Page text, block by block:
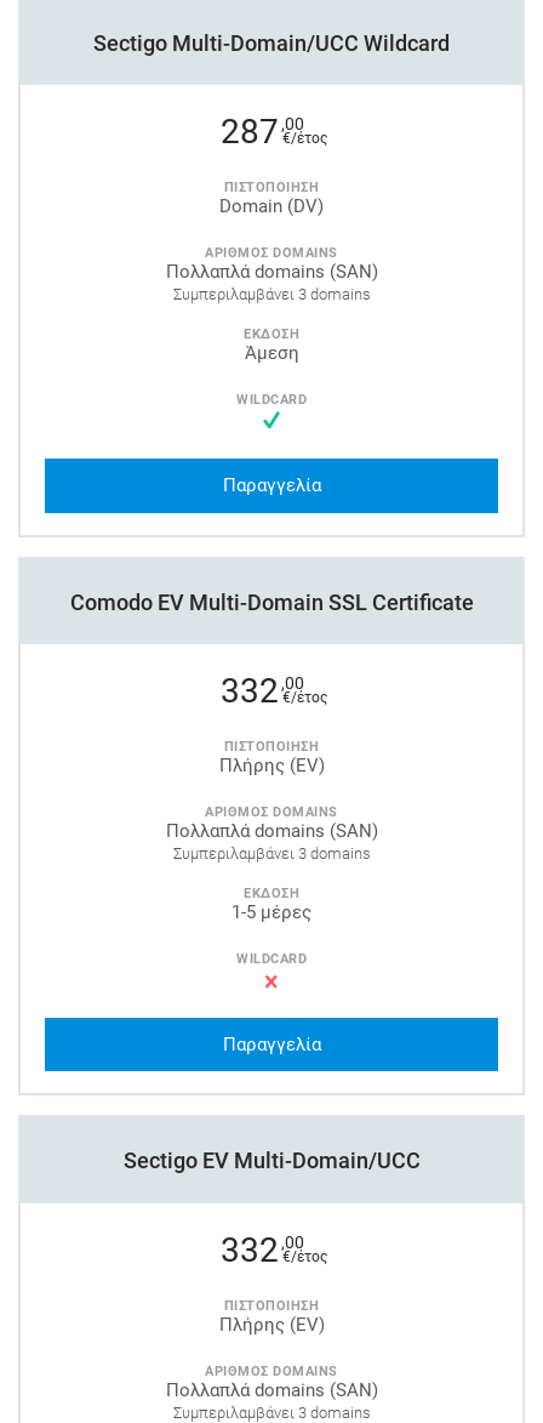
Sectigo Multi-Domain/UCC Wildcard
287,00
€/έτος
ΠΙΣΤΟΠΟΙΗΣΗ
Domain (DV)
ΑΡΙΘΜΟΣ DOMAINS
Πολλαπλά domains (SAN)
Συμπεριλαμβάνει 3 domains
ΕΚΔΟΣΗ
Άμεση
WILDCARD
Παραγγελία
Comodo EV Multi-Domain SSL Certificate
332 ,00
€/έτος
ΠΙΣΤΟΠΟΙΗΣΗ
Πλήρης (EV)
ΑΡΙΘΜΟΣ DOMAINS
Πολλαπλά domains (SAN)
Συμπεριλαμβάνει 3 domains
ΕΚΔΟΣΗ
1-5 μέρες
WILDCARD
Παραγγελία
Sectigo EV Multi-Domain/UCC
332 ,00
€/έτος
ΠΙΣΤΟΠΟΙΗΣΗ
Πλήρης (EV)
ΑΡΙΘΜΟΣ DOMAINS
Πολλαπλά domains (SAN)
Συμπεριλαμβάνει 3 domains